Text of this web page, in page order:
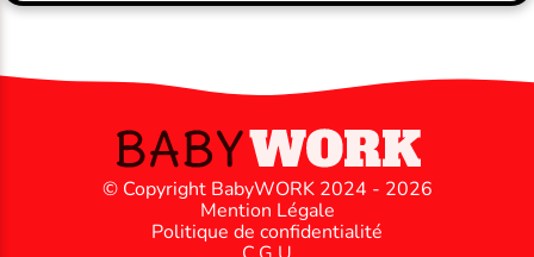
© Copyright BabyWORK 2024 - 2026
Mention Légale
Politique de confidentialité